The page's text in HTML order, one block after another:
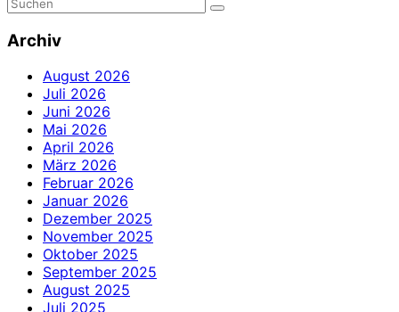
Archiv
August 2026
Juli 2026
Juni 2026
Mai 2026
April 2026
März 2026
Februar 2026
Januar 2026
Dezember 2025
November 2025
Oktober 2025
September 2025
August 2025
Juli 2025